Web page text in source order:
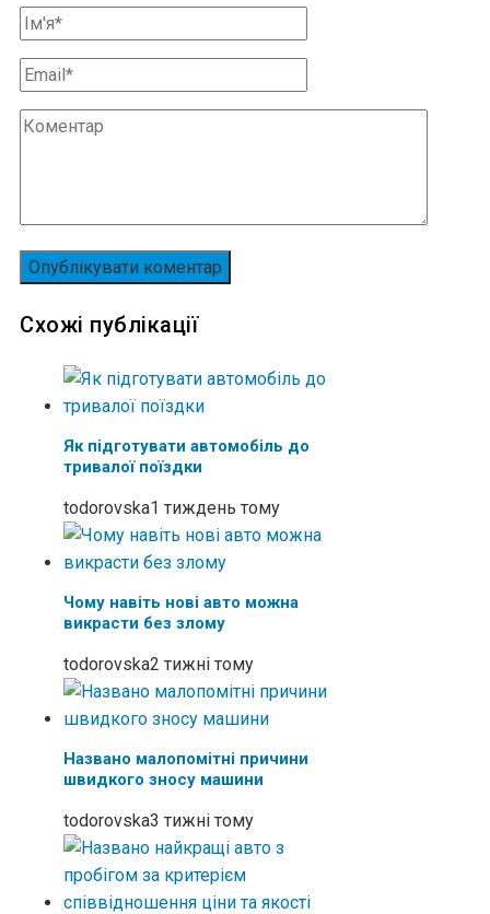
Схожі публікації
Як підготувати автомобіль до
тривалої поїздки
todorovska1 тиждень тому
Чому навіть нові авто можна
викрасти без злому
todorovska2 тижні тому
Названо малопомітні причини
швидкого зносу машини
todorovska3 тижні тому